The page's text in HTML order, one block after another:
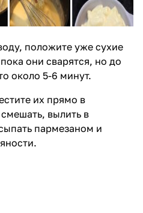
положите уже сухие
они сварятся, но до
около 5-6 минут.
их прямо в
вылить в
пармезаном и